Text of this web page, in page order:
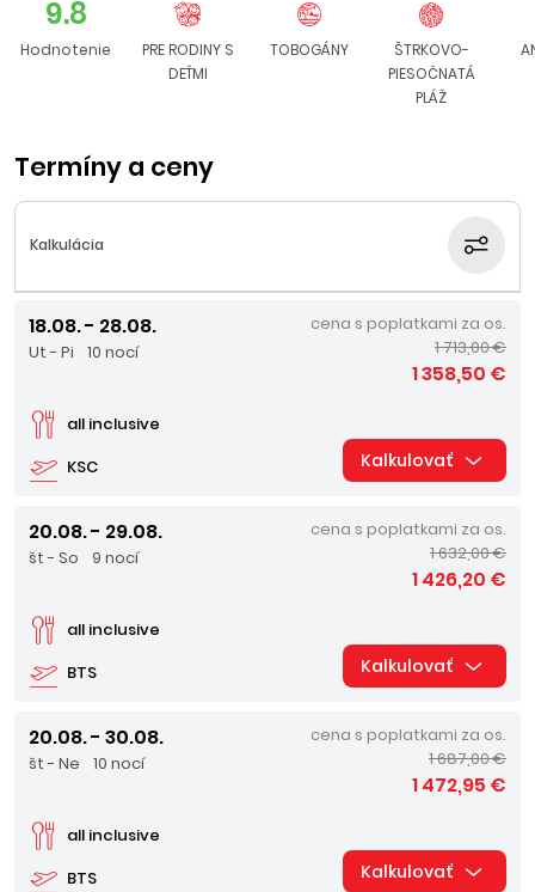
9.8
Hodnotenie
PRE RODINY S
DEŤMI
TOBOGÁNY
ŠTRKOVO-
PIESOČNATÁ
PLÁŽ
Termíny a ceny
Kalkulácia
18.08. - 28.08.
Ut - Pi 10 nocí
KSC
all inclusive
cena s poplatkami za os.
1 713,00 €
1 358,50 €
Kalkulovať
20.08. - 29.08.
št - So 9 nocí
BTS
all inclusive
cena s poplatkami za os.
1 632,00 €
1 426,20 €
Kalkulovať
20.08. - 30.08.
št - Ne 10 nocí
BTS
all inclusive
cena s poplatkami za os.
1 687,00 €
1 472,95 €
Kalkulovať